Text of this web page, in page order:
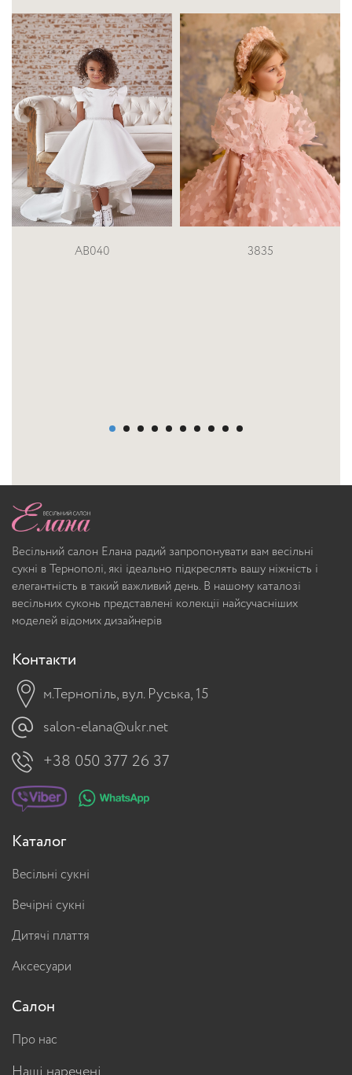
Весільний салон Елана радий запропонувати вам весільні
сукні в Тернополі, які ідеально підкреслять вашу ніжність і
елегантність в такий важливий день. В нашому каталозі
весільних суконь представлені колекції найсучасніших
моделей відомих дизайнерів
Контакти
м.Тернопіль, вул. Руська, 15
salon-elana@ukr.net
+38 050 377 26 37
Каталог
Весільні сукні
Вечірні сукні
Дитячі плаття
Аксесуари
Салон
Про нас